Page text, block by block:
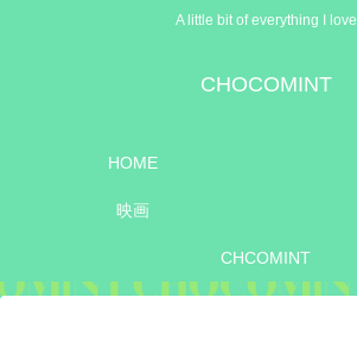
A little bit of everything I love
CHOCOMINT
HOME
映画
CHCOMINT